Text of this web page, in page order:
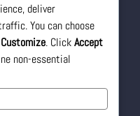
deliver
You can choose
Customize. ClickAccept
non-essential